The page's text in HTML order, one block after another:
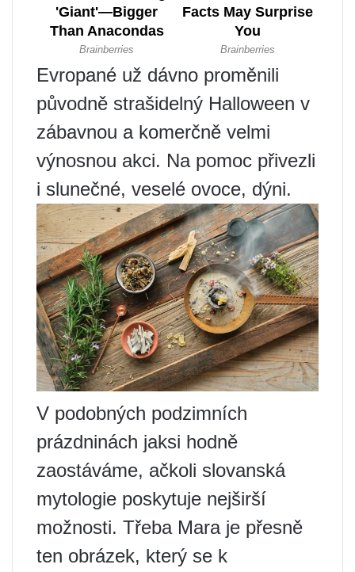
Evropané už dávno proměnili
původně strašidelný Halloween v
zábavnou a komerčně velmi
výnosnou akci. Na pomoc přivezli
i slunečné, veselé ovoce, dýni.
V podobných podzimních
prázdninách jaksi hodně
zaostáváme, ačkoli slovanská
mytologie poskytuje nejširší
možnosti. Třeba Mara je přesně
ten obrázek, který se k